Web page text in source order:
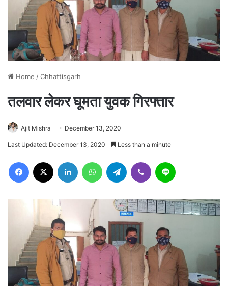
Home /Chhattisgarh
तलवार लेकर घूमता युवक गिरफ्तार
Ajit Mishra December 13, 2020
Last Updated: December 13, 2020 Less than a minute
Facebook LinkedIn WhatsAppTelegram Viber